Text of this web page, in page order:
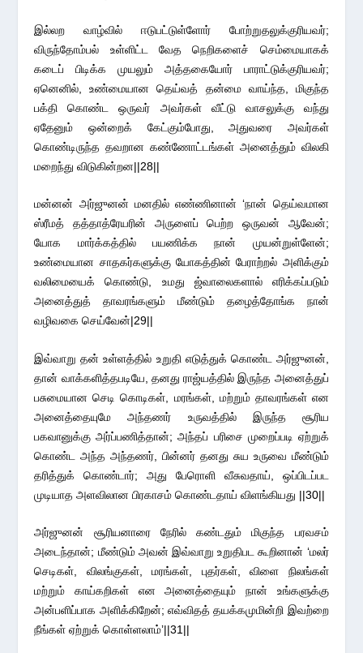
இல்லற வாழ்வில் ஈடுபட்டுள்ளோர் போற்றுதலுக்குரியவர்;
விருந்தோம்பல் உள்ளிட்ட வேத நெறிகளைச் செம்மையாகக்
கடைப் பிடிக்க முயலும் அத்தகையோர் பாராட்டுக்குரியவர்;
ஏனெனில், உண்மையான தெய்வத் தன்மை வாய்ந்த, மிகுந்த
பக்தி கொண்ட ஒருவர் அவர்கள் வீட்டு வாசலுக்கு வந்து
ஏதேனும் ஒன்றைக் கேட்கும்போது, அதுவரை அவர்கள்
கொண்டிருந்த தவறான கண்ணோட்டங்கள் அனைத்தும் விலகி
மறைந்து விடுகின்றன||28||
மன்னன் அர்ஜுனன் மனதில் எண்ணினான் ‘நான் தெய்வமான
ஸ்ரீமத் தத்தாத்ரேயரின் அருளைப் பெற்ற ஒருவன் ஆவேன்;
யோக மார்க்கத்தில் பயணிக்க நான் முயன்றுள்ளேன்;
உண்மையான சாதகர்களுக்கு யோகத்தின் பேராற்றல் அளிக்கும்
வலிமையைக் கொண்டு, உமது ஜ்வாலைகளால் எரிக்கப்படும்
அனைத்துத் தாவரங்களும் மீண்டும் தழைத்தோங்க நான்
வழிவகை செய்வேன்|29||
இவ்வாறு தன் உள்ளத்தில் உறுதி எடுத்துக் கொண்ட அர்ஜுனன்,
தான் வாக்களித்தபடியே, தனது ராஜ்யத்தில் இருந்த அனைத்துப்
பசுமையான செடி கொடிகள், மரங்கள், மற்றும் தாவரங்கள் என
அனைத்தையுமே அந்தணர் உருவத்தில் இருந்த சூரிய
பகவானுக்கு அர்ப்பணித்தான்; அந்தப் பரிசை முறைப்படி ஏற்றுக்
கொண்ட அந்த அந்தணர், பின்னர் தனது சுய உருவை மீண்டும்
தரித்துக் கொண்டார்; அது பேரொளி வீசுவதாய், ஒப்பிடப்பட
முடியாத அளவிலான பிரகாசம் கொண்டதாய் விளங்கியது ||30||
அர்ஜுனன் சூரியனாரை நேரில் கண்டதும் மிகுந்த பரவசம்
அடைந்தான்; மீண்டும் அவன் இவ்வாறு உறுதிபட கூறினான் ‘மலர்
செடிகள், விலங்குகள், மரங்கள், புதர்கள், விளை நிலங்கள்
மற்றும் காய்கறிகள் என அனைத்தையும் நான் உங்களுக்கு
அன்பளிப்பாக அளிக்கிறேன்; எவ்விதத் தயக்கமுமின்றி இவற்றை
நீங்கள் ஏற்றுக் கொள்ளலாம்’||31||